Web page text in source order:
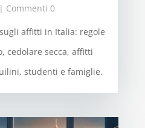
| Commenti 0
affitti in Italia: regole
cedolare secca, affitti
studenti e famiglie.